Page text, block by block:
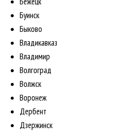
Буинск
Быково
Владикавказ
Владимир
Волгоград
Волжск
Воронеж
Дербент
Дзержинск